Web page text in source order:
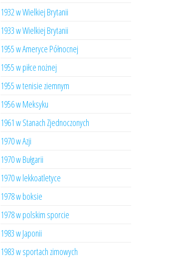
1932 w Wielkiej Brytanii
1933 w Wielkiej Brytanii
1955 w Ameryce Północnej
1955 w piłce nożnej
1955 w tenisie ziemnym
1956 w Meksyku
1961 w Stanach Zjednoczonych
1970 w Azji
1970 w Bułgarii
1970 w lekkoatletyce
1978 w boksie
1978 w polskim sporcie
1983 w Japonii
1983 w sportach zimowych